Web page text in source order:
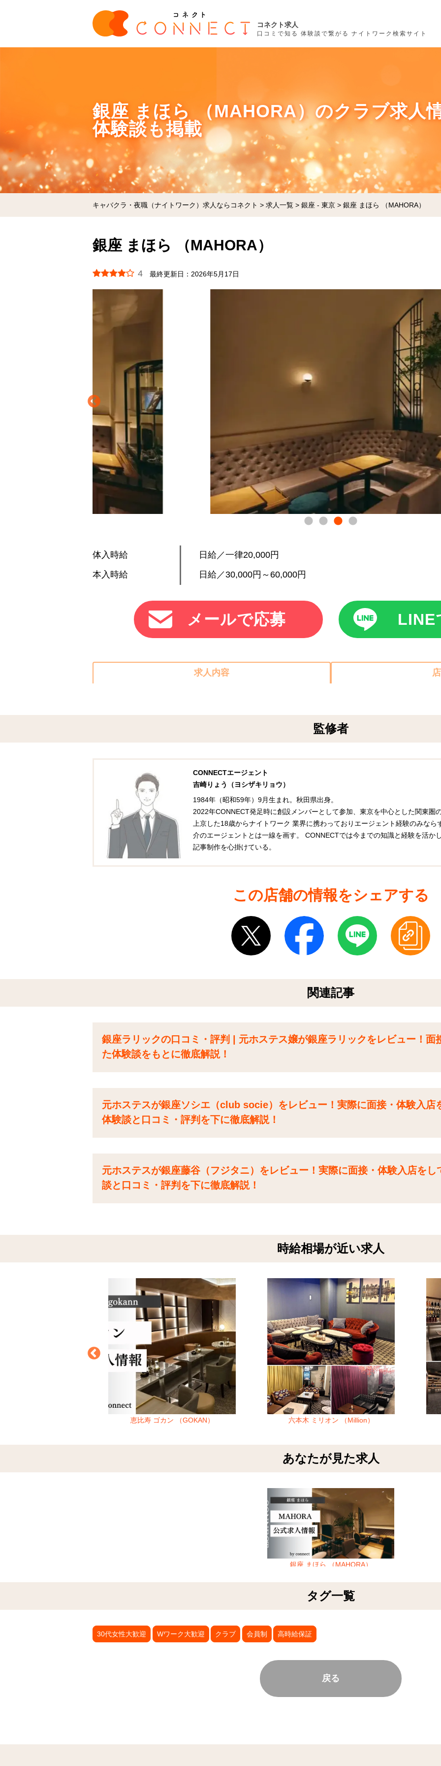
コネクト求人
口コミで知る 体験談で繋がる ナイトワーク検索サイト
銀座 まほら （MAHORA）のクラブ求人
体験談も掲載
キャバクラ・夜職（ナイトワーク）求人ならコネクト > 求人一覧 > 銀座 - 東京 > 銀座 まほら （MAHORA）
銀座 まほら （MAHORA）
4 最終更新日： 2026年5月17日
体入時給
日給／一律20,000円
本入時給
日給／30,000円～60,000円
メールで応募 LINE
求人内容
監修者
CONNECTエージェント
吉崎りょう（ヨシザキリョウ）
1984年（昭和59年）9月生まれ。秋田県出身。
2022年CONNECT発足時に創設メンバーとして参加、東京を中心とした関東圏
上京した18歳からナイトワーク 業界に携わっておりエージェント経験のみな
介のエージェントとは一線を画す。 CONNECTでは今までの知識と経験を活か
記事制作を心掛けている。
この店舗の情報をシェアする
関連記事
銀座ラリックの口コミ・評判 | 元ホステス嬢が銀座ラリックをレビュー！面
た体験談をもとに徹底解説！
元ホステスが銀座ソシエ（club socie）をレビュー！実際に面接・体験入店
体験談と口コミ・評判を下に徹底解説！
元ホステスが銀座藤谷（フジタニ）をレビュー！実際に面接・体験入店をし
談と口コミ・評判を下に徹底解説！
時給相場が近い求人
恵比寿 ゴカン （GOKAN） 六本木 ミリオン （Million）
あなたが見た求人
銀座 まほら （MAHORA）
タグ一覧
30代女性大歓迎 Wワーク大歓迎 クラブ 会員制 高時給保証
戻る